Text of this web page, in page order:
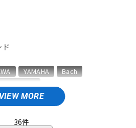
パーカッション
VIEW MORE
YAMAHA
Bach
Al Cass
Alexander Karavaev
Anfree
36件